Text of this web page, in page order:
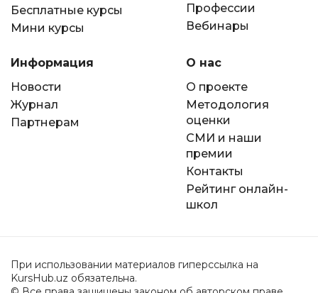
Бесплатные курсы
Мини курсы
Профессии
Вебинары
Информация
Новости
Журнал
Партнерам
О нас
О проекте
Методология
оценки
СМИ и наши
премии
Контакты
Рейтинг онлайн-
школ
При использовании материалов гиперссылка на
KursHub.uz обязательна.